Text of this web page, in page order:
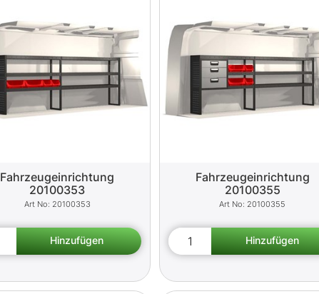
Fahrzeugeinrichtung
20100353
20100353
Fahrzeugeinrichtung
20100355
20100355